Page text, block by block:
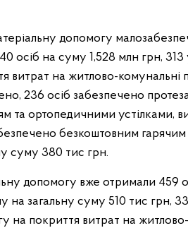
допомогу
осіб на суму 1,528 млн грн,
витрат на житлово-комунальні
236 осіб забезпечено
та ортопедичними устілками,
безкоштовним
суму 380 тис грн.
допомогу вже отримали 459
на загальну суму 510 тис грн,
на покриття витрат на житлово-